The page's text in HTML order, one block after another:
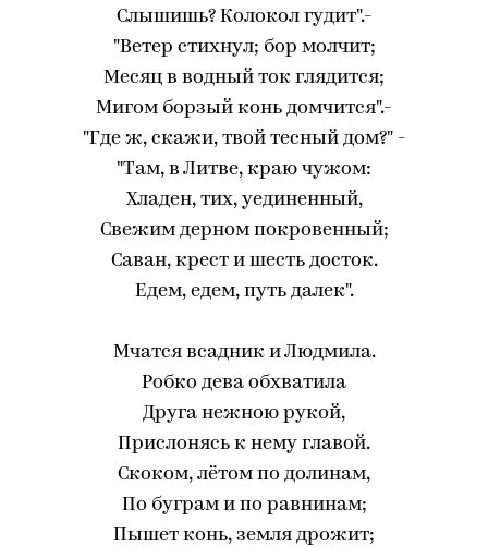
Слышишь? Колокол гудит".-
"Ветер стихнул; бор молчит;
Месяц в водный ток глядится;
Мигом борзый конь домчится".-
"Где ж, скажи, твой тесный дом?" -
"Там, в Литве, краю чужом:
Хладен, тих, уединенный,
Свежим дерном покровенный;
Саван, крест и шесть досток.
Едем, едем, путь далек".
Мчатся всадник и Людмила.
Робко дева обхватила
Друга нежною рукой,
Прислонясь к нему главой.
Скоком, лётом по долинам,
По буграм и по равнинам;
Пышет конь, земля дрожит;